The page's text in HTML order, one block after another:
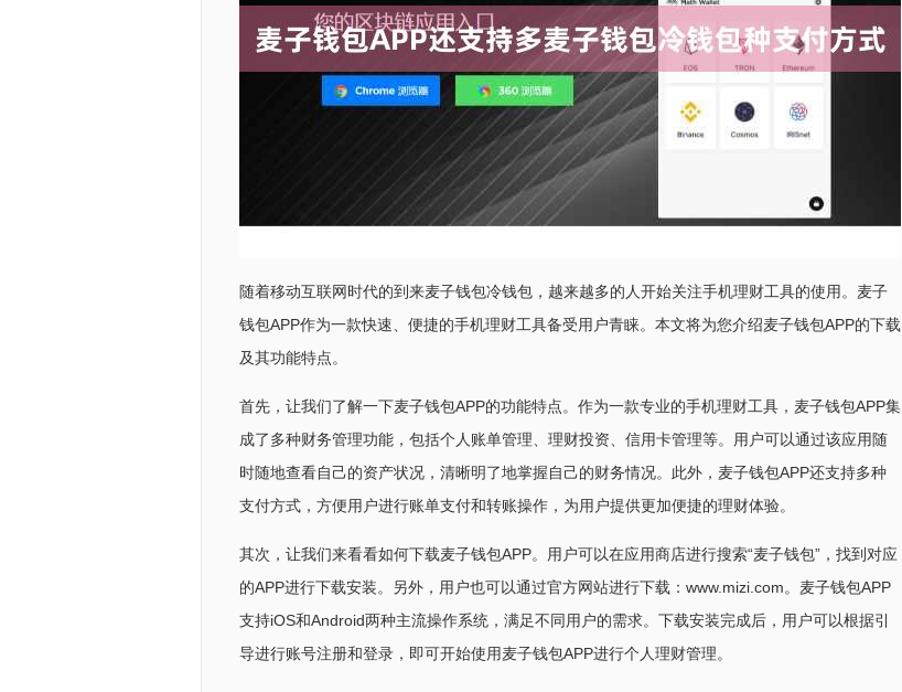
随着移动互联网时代的到来麦子钱包冷钱包，越来越多的人开始关注手机理财工具的使用。麦子
钱包APP作为一款快速、便捷的手机理财工具备受用户青睐。本文将为您介绍麦子钱包APP的下载
及其功能特点。
首先，让我们了解一下麦子钱包APP的功能特点。作为一款专业的手机理财工具，麦子钱包APP集
成了多种财务管理功能，包括个人账单管理、理财投资、信用卡管理等。用户可以通过该应用随
时随地查看自己的资产状况，清晰明了地掌握自己的财务情况。此外，麦子钱包APP还支持多种
支付方式，方便用户进行账单支付和转账操作，为用户提供更加便捷的理财体验。
其次，让我们来看看如何下载麦子钱包APP。用户可以在应用商店进行搜索“麦子钱包”，找到对应
的APP进行下载安装。另外，用户也可以通过官方网站进行下载：www.mizi.com。麦子钱包APP
支持iOS和Android两种主流操作系统，满足不同用户的需求。下载安装完成后，用户可以根据引
导进行账号注册和登录，即可开始使用麦子钱包APP进行个人理财管理。